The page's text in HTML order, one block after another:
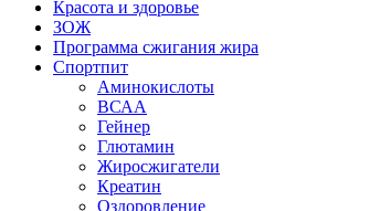
Красота и здоровье
ЗОЖ
Программа сжигания жира
Спортпит
Аминокислоты
ВСАА
Гейнер
Глютамин
Жиросжигатели
Креатин
Оздоровление